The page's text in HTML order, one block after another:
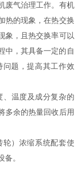
废气治理工作。有机
热的现象，在热交换
象，且热交换率可以
中，其具备一定的自
题，提高其工作效
温度及成分复杂的
多余的热量回收后用
）浓缩系统配套使
。